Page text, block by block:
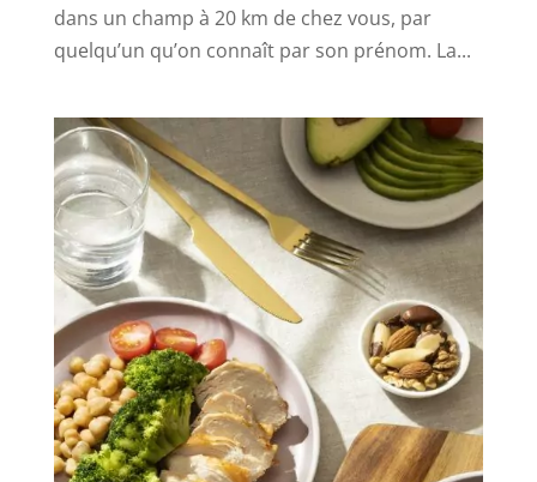
dans un champ à 20 km de chez vous, par
quelqu’un qu’on connaît par son prénom. La...